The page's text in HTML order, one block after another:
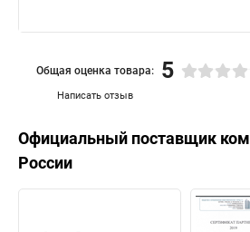
Написать отзыв
Общая оценка товара: 5
Официальный поставщик
России